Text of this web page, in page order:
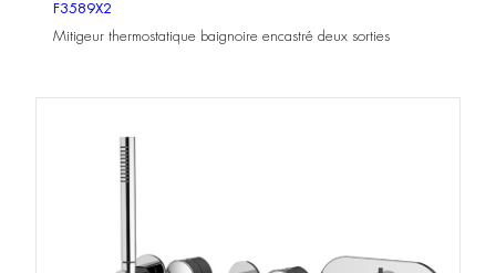
F3589X2
Mitigeur thermostatique baignoire encastré deux sorties